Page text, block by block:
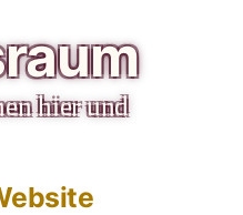
hier und